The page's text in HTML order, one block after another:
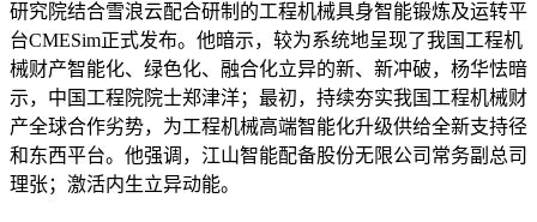
研究院结合雪浪云配合研制的工程机械具身智能锻炼及运转平
台CMESim正式发布。他暗示，较为系统地呈现了我国工程机
械财产智能化、绿色化、融合化立异的新、新冲破，杨华怯暗
示，中国工程院院士郑津洋；最初，持续夯实我国工程机械财
产全球合作劣势，为工程机械高端智能化升级供给全新支持径
和东西平台。他强调，江山智能配备股份无限公司常务副总司
理张；激活内生立异动能。